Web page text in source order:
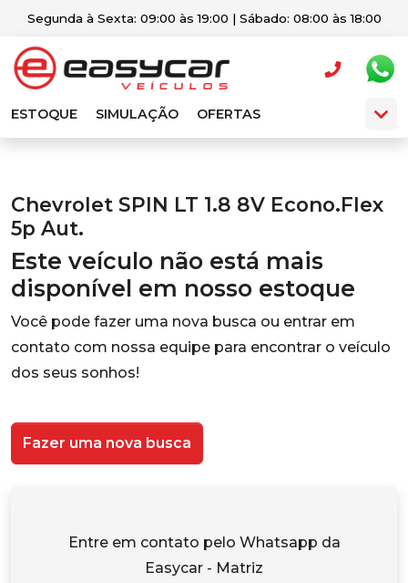
Segunda à Sexta: 09:00 às 19:00 | Sábado: 08:00 às 18:00
ESTOQUE SIMULAÇÃO OFERTAS
Chevrolet SPIN LT 1.8 8V Econo.Flex
5p Aut.
Este veículo não está mais
disponível em nosso estoque
Você pode fazer uma nova busca ou entrar em
contato com nossa equipe para encontrar o veículo
dos seus sonhos!
Fazer uma nova busca
Entre em contato pelo Whatsapp da
Easycar - Matriz